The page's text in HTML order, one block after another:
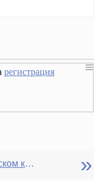
регистрация
Правила поведения в женском коллективе - как расположить к себе женщин-коллег и не нажить врагов »